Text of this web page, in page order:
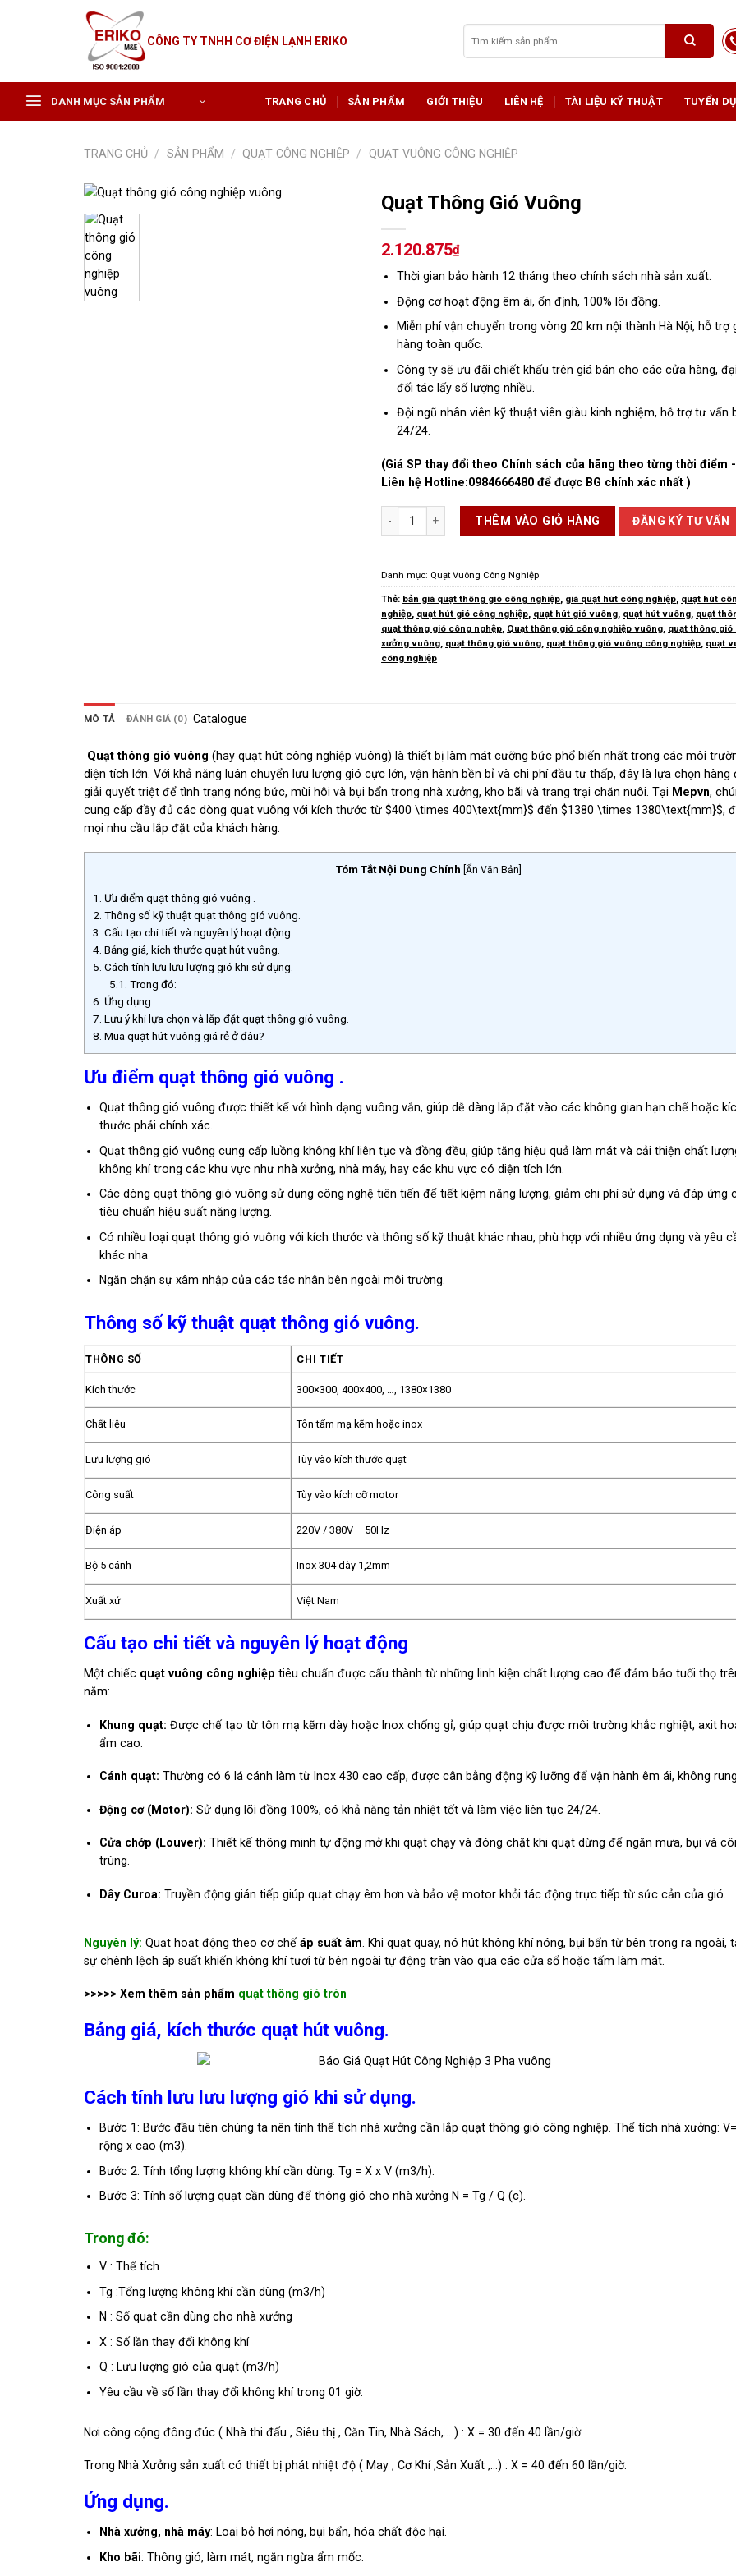
CÔNG TY TNHH CƠ ĐIỆN LẠNH ERIKO
kiếm:
DANH MỤC SẢN PHẨM TRANG CHỦ SẢN PHẨM GIỚI THIỆU LIÊN HỆ TÀI LIỆU KỸ THUẬT TUYỂN
TRANG CHỦ / SẢN PHẨM / QUẠT CÔNG NGHIỆP /
QUẠT VUÔNG CÔNG NGHIỆP
Quạt Thông Gió Vuông
2.120.875₫
Thời gian bảo hành 12 tháng theo chính sách nhà sản xuất.
Động cơ hoạt động êm ái, ổn định, 100% lõi đồng.
Miễn phí vận chuyển trong vòng 20 km nội thành Hà Nội, hỗ trợ
hàng toàn quốc.
Công ty sẽ ưu đãi chiết khấu trên giá bán cho các cửa hàng,
đối tác lấy số lượng nhiều.
Đội ngũ nhân viên kỹ thuật viên giàu kinh nghiệm, hỗ trợ tư vấn
24/24.
(Giá SP thay đổi theo Chính sách của hãng theo từng thời điểm
Liên hệ Hotline:0984666480 để được BG chính xác nhất )
Quạt Thông Gió Vuông số lượng
THÊM VÀO GIỎ HÀNG ĐĂNG KÝ TƯ VẤN
Danh mục: Quạt Vuông Công Nghiệp
Thẻ: bản giá quạt thông gió công nghiệp, giá quạt hút công nghiệp, quạt hút
nghiệp, quạt hút gió công nghiệp, quạt hút gió vuông, quạt hút vuông, quạt
quạt thông gió công nghệp, Quạt thông gió công nghiệp vuông, quạt thông gió
xưởng vuông, quạt thông gió vuông, quạt thông gió vuông công nghiệp, quạt
công nghiệp
MÔ TẢ ĐÁNH GIÁ (0) Catalogue
Quạt thông gió vuông (hay quạt hút công nghiệp vuông) là thiết bị làm mát cưỡng bức phổ biến nhất trong các môi
diện tích lớn. Với khả năng luân chuyển lưu lượng gió cực lớn, vận hành bền bỉ và chi phí đầu tư thấp, đây là lựa chọn hàng
giải quyết triệt để tình trạng nóng bức, mùi hôi và bụi bẩn trong nhà xưởng, kho bãi và trang trại chăn nuôi. Tại Mepvn,
cung cấp đầy đủ các dòng quạt vuông với kích thước từ $400 \times 400\text{mm}$ đến $1380 \times 1380\text{mm}$,
mọi nhu cầu lắp đặt của khách hàng.
Tóm Tắt Nội Dung Chính Ẩn Văn Bản
1.
Ưu điểm quạt thông gió vuông .
2. Thông số kỹ thuật quạt thông gió vuông.
3. Cấu tạo chi tiết và nguyên lý hoạt động
4. Bảng giá, kích thước quạt hút vuông.
5. Cách tính lưu lưu lượng gió khi sử dụng.
5.1. Trong đó:
6. Ứng dụng.
7. Lưu ý khi lựa chọn và lắp đặt quạt thông gió vuông.
8. Mua quạt hút vuông giá rẻ ở đâu?
Ưu điểm quạt thông gió vuông .
Quạt thông gió vuông được thiết kế với hình dạng vuông vắn, giúp dễ dàng lắp đặt vào các không gian hạn chế hoặc
thước phải chính xác.
Quạt thông gió vuông cung cấp luồng không khí liên tục và đồng đều, giúp tăng hiệu quả làm mát và cải thiện chất
không khí trong các khu vực như nhà xưởng, nhà máy, hay các khu vực có diện tích lớn.
Các dòng quạt thông gió vuông sử dụng công nghệ tiên tiến để tiết kiệm năng lượng, giảm chi phí sử dụng và đáp ứng
tiêu chuẩn hiệu suất năng lượng.
Có nhiều loại quạt thông gió vuông với kích thước và thông số kỹ thuật khác nhau, phù hợp với nhiều ứng dụng và yêu
khác nha
Ngăn chặn sự xâm nhập của các tác nhân bên ngoài môi trường.
Thông số kỹ thuật quạt thông gió vuông.
THÔNG SỐ CHI TIẾT
Kích thước 300×300, 400×400, …, 1380×1380
Chất liệu Tôn tấm mạ kẽm hoặc inox
Lưu lượng gió Tùy vào kích thước quạt
Công suất Tùy vào kích cỡ motor
Điện áp 220V / 380V – 50Hz
Bộ 5 cánh Inox 304 dày 1,2mm
Xuất xứ Việt Nam
Cấu tạo chi tiết và nguyên lý hoạt động
Một chiếc quạt vuông công nghiệp tiêu chuẩn được cấu thành từ những linh kiện chất lượng cao để đảm bảo tuổi thọ
năm:
Khung quạt: Được chế tạo từ tôn mạ kẽm dày hoặc Inox chống gỉ, giúp quạt chịu được môi trường khắc nghiệt, axit
ẩm cao.
Cánh quạt: Thường có 6 lá cánh làm từ Inox 430 cao cấp, được cân bằng động kỹ lưỡng để vận hành êm ái, không
Động cơ (Motor): Sử dụng lõi đồng 100%, có khả năng tản nhiệt tốt và làm việc liên tục 24/24.
Cửa chớp (Louver): Thiết kế thông minh tự động mở khi quạt chạy và đóng chặt khi quạt dừng để ngăn mưa, bụi và
trùng.
Dây Curoa: Truyền động gián tiếp giúp quạt chạy êm hơn và bảo vệ motor khỏi tác động trực tiếp từ sức cản của gió.
Nguyên lý: Quạt hoạt động theo cơ chế áp suất âm . Khi quạt quay, nó hút không khí nóng, bụi bẩn từ bên trong ra ngoài,
sự chênh lệch áp suất khiến không khí tươi từ bên ngoài tự động tràn vào qua các cửa sổ hoặc tấm làm mát.
>>>>> Xem thêm sản phẩm quạt thông gió tròn
Bảng giá, kích thước quạt hút vuông.
Cách tính lưu lưu lượng gió khi sử dụng.
Bước 1: Bước đầu tiên chúng ta nên tính thể tích nhà xưởng cần lắp quạt thông gió công nghiệp. Thể tích nhà xưởng:
rộng x cao (m3).
Bước 2: Tính tổng lượng không khí cần dùng: Tg = X x V (m3/h).
Bước 3: Tính số lượng quạt cần dùng để thông gió cho nhà xưởng N = Tg / Q (c).
Trong đó:
V : Thể tích
Tg :Tổng lượng không khí cần dùng (m3/h)
N : Số quạt cần dùng cho nhà xưởng
X : Số lần thay đổi không khí
Q : Lưu lượng gió của quạt (m3/h)
Yêu cầu về số lần thay đổi không khí trong 01 giờ:
Nơi công cộng đông đúc ( Nhà thi đấu , Siêu thị , Căn Tin, Nhà Sách,… ) : X = 30 đến 40 lần/giờ.
Trong Nhà Xưởng sản xuất có thiết bị phát nhiệt độ ( May , Cơ Khí ,Sản Xuất ,…) : X = 40 đến 60 lần/giờ.
Ứng dụng.
Nhà xưởng, nhà máy: Loại bỏ hơi nóng, bụi bẩn, hóa chất độc hại.
Kho bãi: Thông gió, làm mát, ngăn ngừa ẩm mốc.